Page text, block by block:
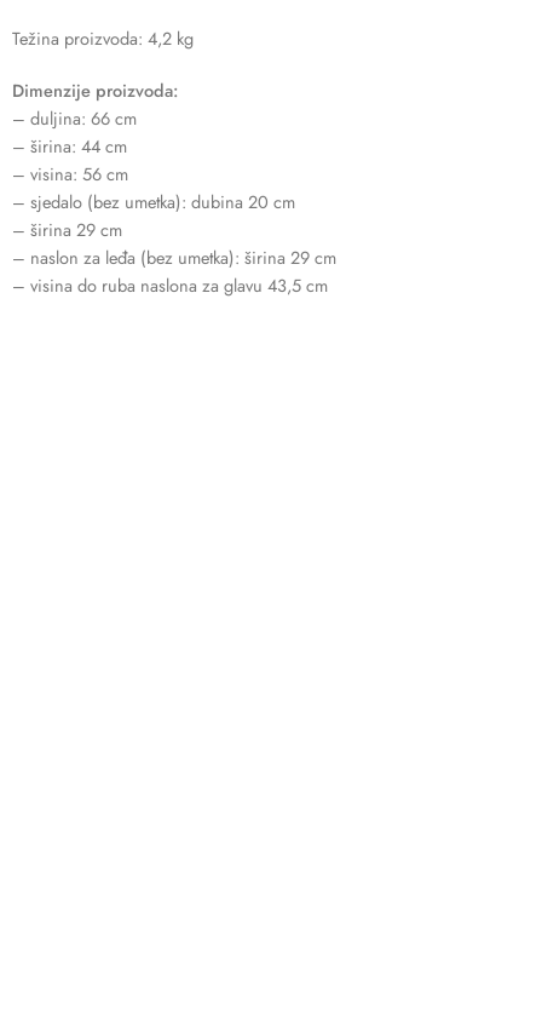
Težina proizvoda: 4,2 kg
Dimenzije proizvoda:
– duljina: 66 cm
– širina: 44 cm
– visina: 56 cm
– sjedalo (bez umetka): dubina 20 cm
– širina 29 cm
– naslon za leđa (bez umetka): širina 29 cm
– visina do ruba naslona za glavu 43,5 cm